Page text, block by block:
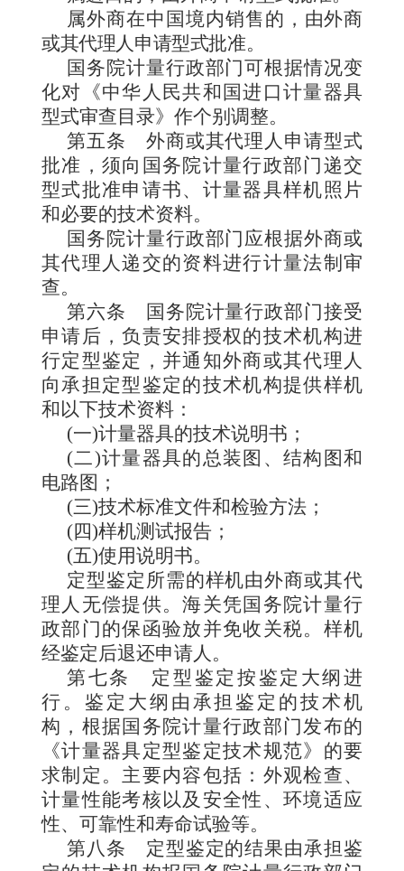
属外商在中国境内销售的，由外商
或其代理人申请型式批准。
国务院计量行政部门可根据情况变
化对《中华人民共和国进口计量器具
型式审查目录》作个别调整。
第五条 外商或其代理人申请型式
批准，须向国务院计量行政部门递交
型式批准申请书、计量器具样机照片
和必要的技术资料。
国务院计量行政部门应根据外商或
其代理人递交的资料进行计量法制审
查。
第六条
国务院计量行政部门接受
申请后，负责安排授权的技术机构进
行定型鉴定， 并通知外商或其代理人
向承担定型鉴定的技术机构提供样机
和以下技术资料：
(一)计量器具的技术说明书；
(二)计量器具的总装图、结构图和
电路图；
(三)技术标准文件和检验方法；
(四)样机测试报告；
(五)使用说明书。
定型鉴定所需的样机由外商或其代
理人无偿提供。海关凭国务院计量行
政部门的保函验放并免收关税。样机
经鉴定后退还申请人。
第七条 定型鉴定按 鉴定大纲进
行。鉴定大纲由承担鉴定的技术机
构，根据国务院计量行政部门发布的
《计量器具定型鉴定技术规范》的要
求制定。主要内容包括：外观检查、
计量性能考核以及安全性、环境适应
性、可靠性和寿命试验等。
第八条 定型鉴定的结果由承担鉴